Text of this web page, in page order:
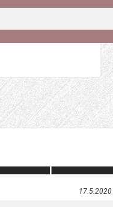
17.5.2020